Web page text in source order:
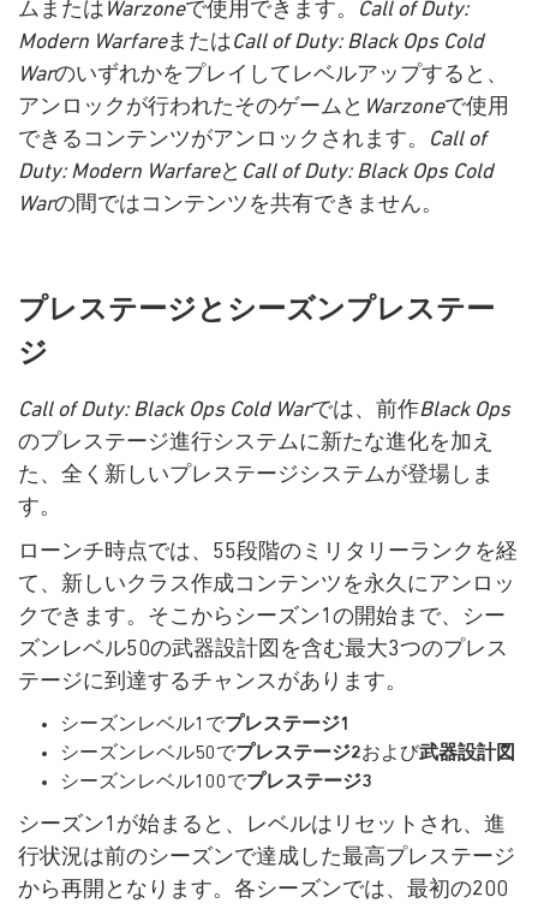
ムまたは Warzoneで使用できます。
Call of Duty:
Modern WarfareまたはCall of Duty: Black Ops Cold
Warのいずれかをプレイしてレベルアップすると、
アンロックが行われたそのゲームと Warzoneで使用
できるコンテンツがアンロックされます。
Call of
Duty: Modern Warfareと Call of Duty: Black Ops Cold
Warの間ではコンテンツを共有できません。
プレステージとシーズンプレステー
ジ
Call of Duty: Black Ops Cold Warでは、前作Black Ops
のプレステージ進行システムに新たな進化を加え
た、全く新しいプレステージシステムが登場しま
す。
ローンチ時点では、55段階のミリタリーランクを経
て、新しいクラス作成コンテンツを永久にアンロッ
クできます。そこからシーズン1の開始まで、シー
ズンレベル50の武器設計図を含む最大3つのプレス
テージに到達するチャンスがあります。
シーズンレベル1でプレステージ1
シーズンレベル50でプレステージ2および武器設計図
シーズンレベル100でプレステージ3
シーズン1が始まると、レベルはリセットされ、進
行状況は前のシーズンで達成した最高プレステージ
から再開となります。各シーズンでは、最初の200